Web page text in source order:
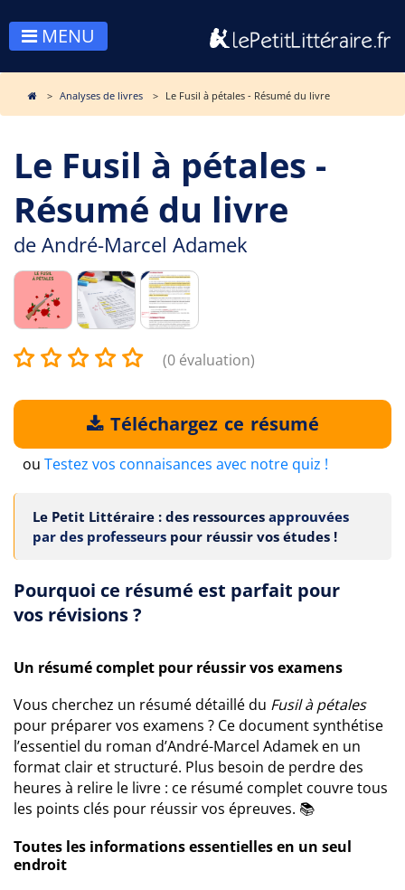
MENU
Analyses de livres Le Fusil à pétales - Résumé du livre
Le Fusil à pétales -
Résumé du livre
de André-Marcel Adamek
(0 évaluation)
Téléchargez ce résumé
ou Testez vos connaisances avec notre quiz !
Le Petit Littéraire : des ressources approuvées
par des professeurs pour réussir vos études !
Pourquoi ce résumé est parfait pour
vos révisions ?
Un résumé complet pour réussir vos examens
Vous cherchez un résumé détaillé du Fusil à pétales
pour préparer vos examens ? Ce document synthétise
l’essentiel du roman d’André-Marcel Adamek en un
format clair et structuré. Plus besoin de perdre des
heures à relire le livre : ce résumé complet couvre tous
les points clés pour réussir vos épreuves. 📚
Toutes les informations essentielles en un seul
endroit